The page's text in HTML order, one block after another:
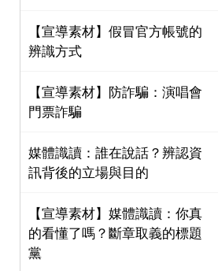
【宣導素材】假冒官方帳號的
辨識方式
【宣導素材】防詐騙：演唱會
門票詐騙
媒體識讀：誰在說話？辨認資
訊背後的立場與目的
【宣導素材】媒體識讀：你真
的看懂了嗎？斷章取義的標題
黨